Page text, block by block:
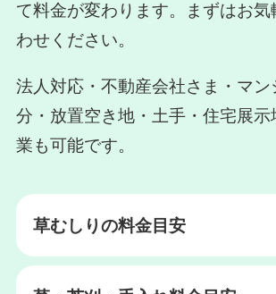
て料金が変わります。まずはお気
わせください。
法人対応・不動産会社さま・マン
分・放置空き地・土手・住宅展示
業も可能です。
草むしりの料金目安